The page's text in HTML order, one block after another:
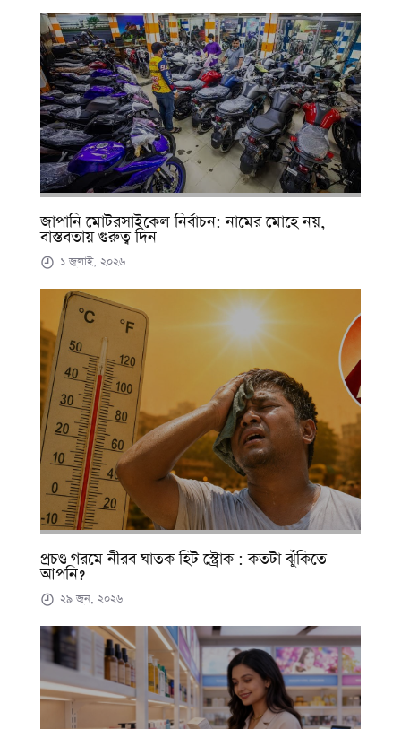
জাপানি মোটরসাইকেল নির্বাচন: নামের মোহে নয়,
বাস্তবতায় গুরুত্ব দিন
১ জুলাই, ২০২৬
প্রচণ্ড গরমে নীরব ঘাতক হিট স্ট্রোক : কতটা ঝুঁকিতে
আপনি?
২৯ জুন, ২০২৬